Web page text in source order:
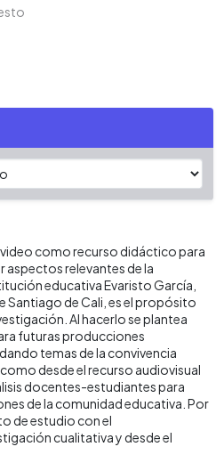
como recurso didáctico para
aspectos relevantes de la
educativa Evaristo García,
Santiago de Cali, es el propósito
Al hacerlo se plantea
futuras producciones
temas de la convivencia
desde el recurso audiovisual
docentes-estudiantes para
de la comunidad educativa. Por
de estudio con el
cualitativa y desde el